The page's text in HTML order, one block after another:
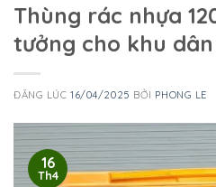
Thùng rác nhựa
tưởng cho khu
ĐĂNG LÚC16/04/2025 BỞI PHONG LE
16
Th4